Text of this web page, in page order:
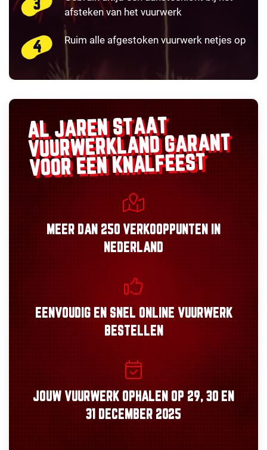
afsteken van het vuurwerk
Ruim alle afgestoken vuurwerk netjes op
AL JAREN STAAT
VUURWERKLANDGARANT
VOOR EEN KNALFEEST
MEER DAN 250 VERKOOPPUNTEN
IN
NEDERLAND
EENVOUDIGEN SNEL ONLINE VUURWERK
BESTELLEN
JOUW VUURWERK OPHALEN OP 29, 30 EN
31 DECEMBER 2025